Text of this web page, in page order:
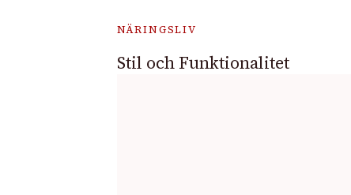
NÄRINGSLIV
Stil och Funktionalitet